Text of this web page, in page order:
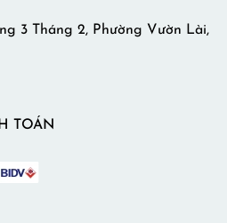
3 Tháng 2, Phường Vườn Lài,
TOÁN